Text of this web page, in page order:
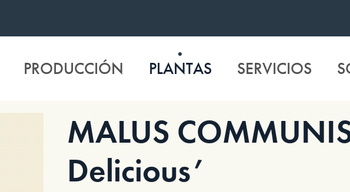
PRODUCCIÓN PLANTAS SERVICIOS
MALUS
Delicious’